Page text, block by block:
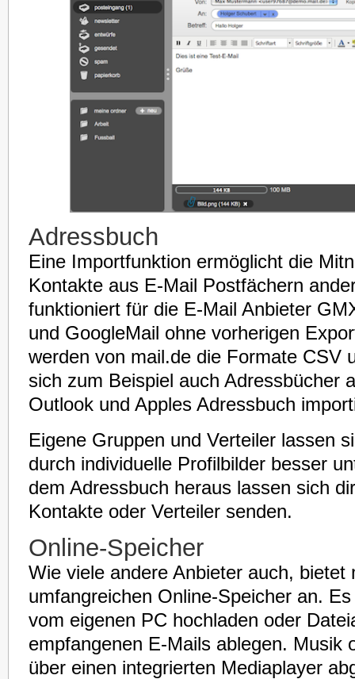
Adressbuch
Eine Importfunktion ermöglicht die
Kontakte aus E-Mail Postfächern
funktioniert für die E-Mail Anbieter
und GoogleMail ohne vorherigen
werden von mail.de die Formate CSV
sich zum Beispiel auch Adressbücher
Outlook und Apples Adressbuch
Eigene Gruppen und Verteiler lassen
durch individuelle Profilbilder besser
dem Adressbuch heraus lassen sich
Kontakte oder Verteiler senden.
Online-Speicher
Wie viele andere Anbieter auch, bietet
umfangreichen Online-Speicher an.
vom eigenen PC hochladen oder
empfangenen E-Mails ablegen. Musik
über einen integrierten Mediaplayer